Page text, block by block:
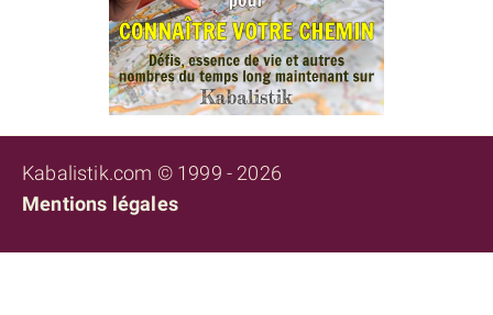
Kabalistik.com © 1999 - 2026
Mentions légales